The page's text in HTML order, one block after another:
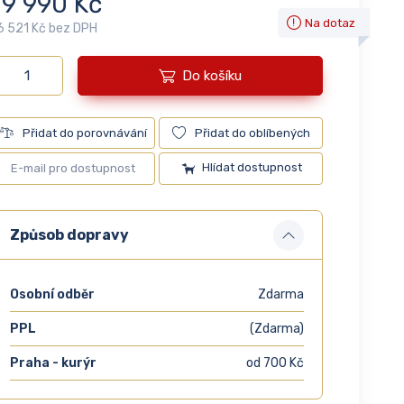
521 Kč bez DPH Na dotaz
Do košíku
Přidat do porovnávání Přidat do oblíbených
Hlídat dostupnost
Způsob dopravy
Osobní odběr Zdarma
PPL (Zdarma)
Praha - kurýr od 700 Kč